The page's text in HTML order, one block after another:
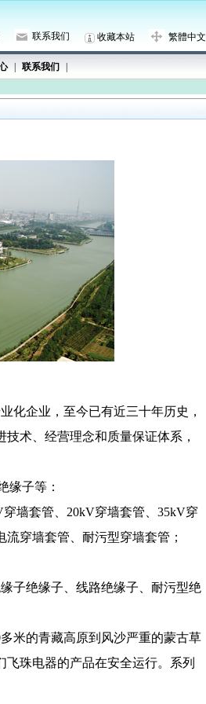
联系我们 收藏本站 繁體中文
联系我们
化企业，至今已有近三十年历史，
术、经营理念和质量保证体系，
缘子等 ：
墙套管、20kV穿墙套管、35kV穿
穿墙套管、耐污型穿墙套管；
子绝缘子、线路绝缘子、耐污型绝
多米的青藏高原到风沙严重的蒙古草
珠电器的产品在安全运行。系列